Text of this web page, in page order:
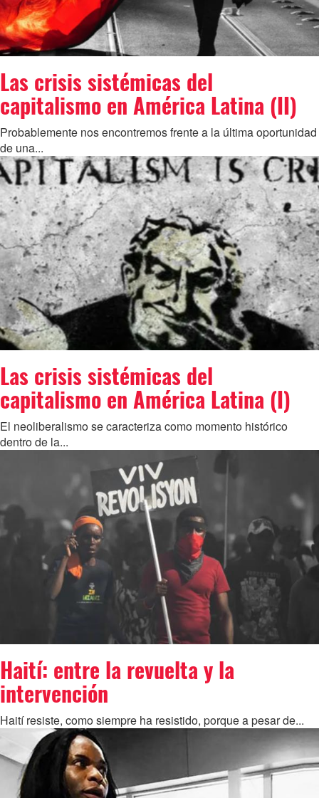
Las crisis sistémicas del
capitalismo en América Latina (II)
Probablemente nos encontremos frente a la última oportunidad
de una...
Las crisis sistémicas del
capitalismo en América Latina (I)
El neoliberalismo se caracteriza como momento histórico
dentro de la...
Haití: entre la revuelta y la
intervención
Haití resiste, como siempre ha resistido, porque a pesar de...